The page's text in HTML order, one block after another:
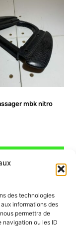
des technologies
informations des
permettra de
navigation ou les ID
mbk nitro